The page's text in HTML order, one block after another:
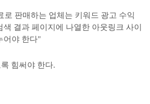
로 판매하는 업체는 키워드 광고 수익
결과 페이지에 나열한 아웃링크 사이
어야 한다"
힘써야 한다.